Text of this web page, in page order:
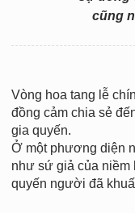
cũng
Vòng hoa tang lễ
đồng cảm chia sẻ
gia quyến.
Ở một phương diện
như sứ giả của niềm
quyến người đã